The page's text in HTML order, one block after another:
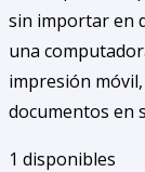
sin importar en
una
impresión
documentos en
1 disponibles